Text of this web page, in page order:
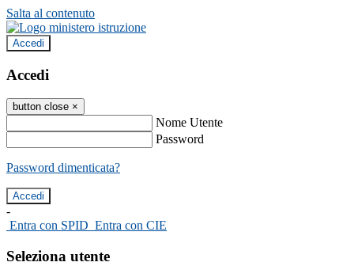
Salta al contenuto
Accedi
Accedi
button close ×
Nome Utente
Password
Password dimenticata?
-
Entra con SPID Entra con CIE
Seleziona utente